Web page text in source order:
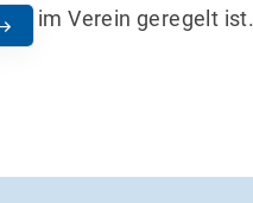
im Verein geregelt ist.